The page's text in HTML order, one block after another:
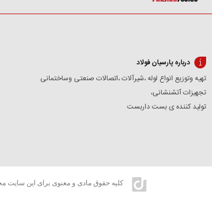
درباره پارسیان فولاد
تهیه وتوزیع انواع لوله ،شیرآلات ،اتصالات صنعتی وساختمانی
تجهیزات آتشنشانی،
تولید کننده ی بست داربست
کلیه حقوق مادی و معنوی برای این سایت